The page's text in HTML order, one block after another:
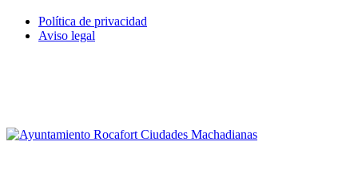
Política de privacidad
Aviso legal